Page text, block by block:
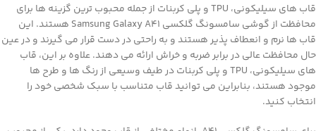
قاب های سیلیکونی، TPU و پلی کربنات از جمله محبوب ترین گزینه ها برای
محافظت از گوشی سامسونگ گلکسی Samsung Galaxy A41 هستند. این
قاب ها نرم و انعطاف پذیر هستند و به راحتی در دست قرار می گیرند و در عین
حال محافظت عالی در برابر ضربه و خراش ارائه می دهند. علاوه بر این، قاب
های سیلیکونی، TPU و پلی کربنات در طیف وسیعی از رنگ ها و طرح ها
موجود هستند، بنابراین می توانید قاب متناسب با سبک شخصی خود را
انتخاب کنید.